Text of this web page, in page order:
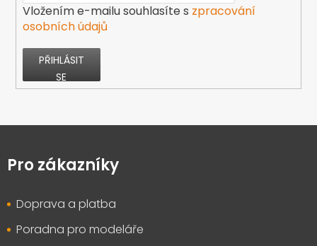
Vložením e-mailu souhlasíte s zpracování
osobních údajů
PŘIHLÁSIT
SE
pPro zákazníky
Doprava a platba
Poradna pro modeláře